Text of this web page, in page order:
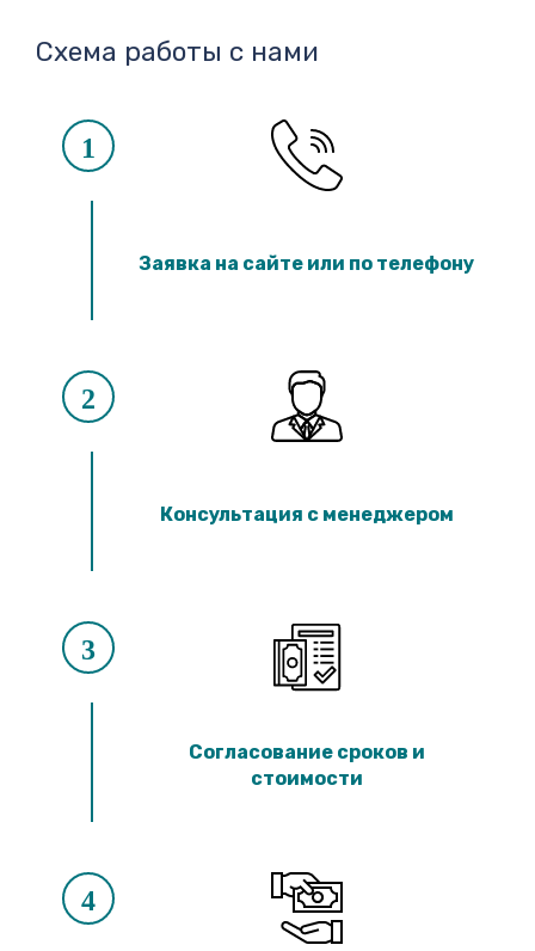
Схема работы с нами
1
Заявка на сайте или по телефону
2
Консультация с менеджером
3
Согласование сроков и
стоимости
4